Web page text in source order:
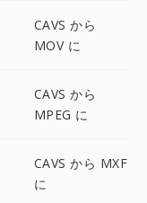
CAVS から
MOV に
CAVS から
MPEG に
CAVS から MXF
に